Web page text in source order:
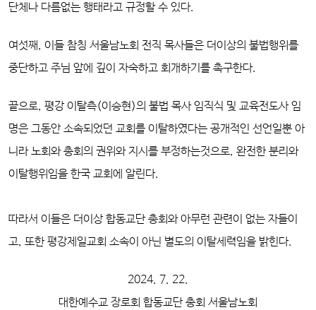
단체나 다름없는 행태라고 규정할 수 있다.
여섯째, 이들 참칭 서울남노회 전직 목사들은 더이상의 불법행위를
중단하고 주님 앞에 깊이 자숙하고 회개하기를 촉구한다.
끝으로, 평강 이탈측(이승현)의 불법 목사 임직식 및 교육전도사 임
명은 그동안 소속되었던 교회를 이탈하였다는 공개적인 선언일뿐 아
니라 노회와 총회의 권위와 지시를 부정하는것으로, 완전한 분리와
이탈행위임을 한국 교회에 알린다.
따라서 이들은 더이상 합동교단 총회와 아무런 관련이 없는 자들이
고, 또한 평강제일교회 소속이 아닌 별도의 이탈세력임을 밝힌다.
2024. 7. 22.
대한예수교 장로회 합동교단 총회 서울남노회